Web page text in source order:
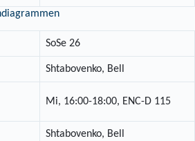
SoSe 26
Shtabovenko, Bell
Mi, 16:00-18:00, ENC-D 115
Shtabovenko, Bell